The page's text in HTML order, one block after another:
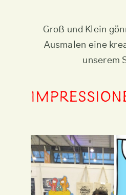
Groß und Klein
Ausmalen eine
unserem